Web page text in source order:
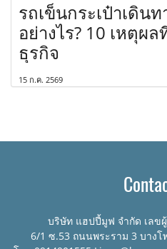
รถเข็นกระเป๋าเดิน
อย่างไร? 10 เหตุผ
ธุรกิจ
15 ก.ค. 2569
บริษัท แฮปปี้มูฟ จำกัด เลขผู้
6/1 ซ.53 ถนนพระราม 3 บางโ